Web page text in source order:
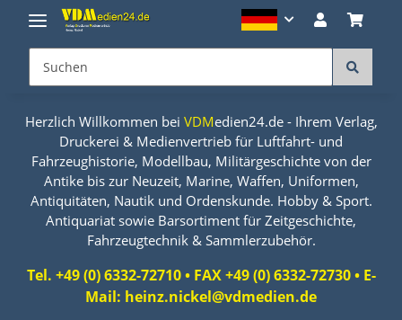
Herzlich Willkommen bei VDMedien24.de - Ihrem Verlag,
Druckerei & Medienvertrieb für Luftfahrt- und
Fahrzeughistorie, Modellbau, Militärgeschichte von der
Antike bis zur Neuzeit, Marine, Waffen, Uniformen,
Antiquitäten, Nautik und Ordenskunde. Hobby & Sport.
Antiquariat sowie Barsortiment für Zeitgeschichte,
Fahrzeugtechnik & Sammlerzubehör.
Tel. +49 (0) 6332-72710 • FAX +49 (0) 6332-72730 • E-
Mail: heinz.nickel@vdmedien.de